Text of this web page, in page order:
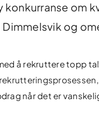
konkurranse om
og
å rekruttere topp
rekrutteringsprosessen
når det er